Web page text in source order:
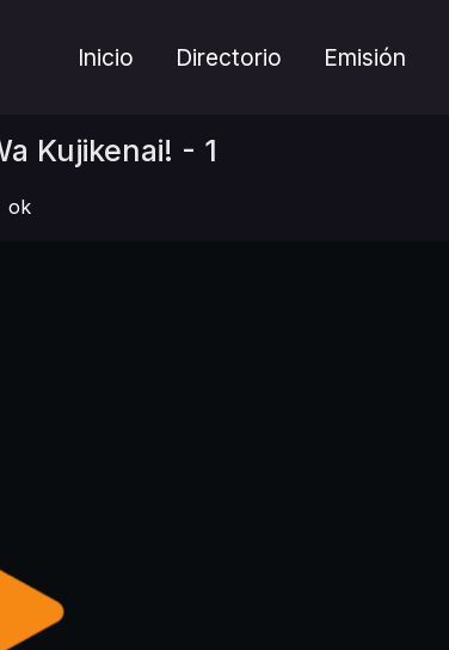
Inicio Directorio Emisión
Kujikenai! - 1
ok